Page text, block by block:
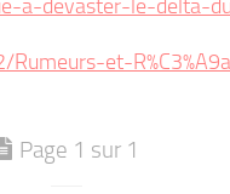
a-devaster-le-delta-
et-
Page 1 sur 1